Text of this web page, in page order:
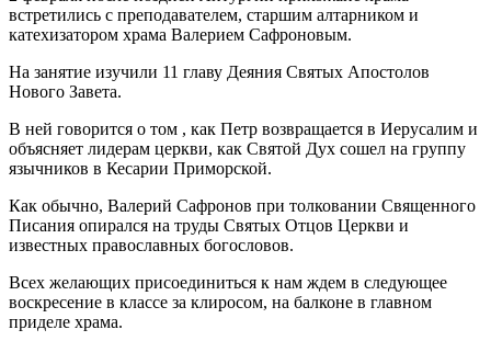
встретились с преподавателем, старшим алтарником и
катехизатором храма Валерием Сафроновым.
На занятие изучили 11 главу Деяния Святых Апостолов
Нового Завета.
В ней говорится о том , как Петр возвращается в Иерусалим и
объясняет лидерам церкви, как Святой Дух сошел на группу
язычников в Кесарии Приморской.
Как обычно, Валерий Сафронов при толковании Священного
Писания опирался на труды Святых Отцов Церкви и
известных православных богословов.
Всех желающих присоединиться к нам ждем в следующее
воскресение в классе за клиросом, на балконе в главном
приделе храма.